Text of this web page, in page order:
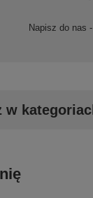
Napisz do nas
w